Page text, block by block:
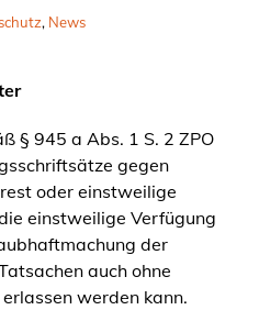
, News
§ 945 a Abs. 1 S. 2 ZPO
gegen
oder einstweilige
einstweilige Verfügung
der
auch ohne
werden kann.